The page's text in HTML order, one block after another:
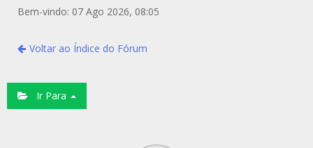
Bem-vindo: 07 Ago 2026, 08:05
Voltar ao Índice do Fórum
Ir Para